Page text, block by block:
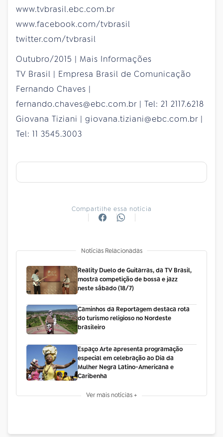
www.tvbrasil.ebc.com.br
www.facebook.com/tvbrasil
twitter.com/tvbrasil
Outubro/2015 | Mais Informações
TV Brasil | Empresa Brasil de Comunicação
Fernando Chaves |
fernando.chaves@ebc.com.br | Tel: 21 2117.6218
Giovana Tiziani | giovana.tiziani@ebc.com.br |
Tel: 11 3545.3003
Compartilhe essa notícia
Notícias Relacionadas
Reality Duelo de Guitarras, da TV Brasil,
mostra competição de bossa e jazz
neste sábado (18/7)
Caminhos da Reportagem destaca rota
do turismo religioso no Nordeste
brasileiro
Espaço Arte apresenta programação
especial em celebração ao Dia da
Mulher Negra Latino-Americana e
Caribenha
Ver mais notícias +